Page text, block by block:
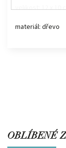
velikost: 12 x 10
materiál: dřevo
OBLÍBENÉ